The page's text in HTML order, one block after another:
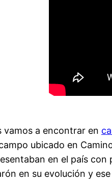
vamos a encontrar en
ubicado en
en el país
en su evolución y